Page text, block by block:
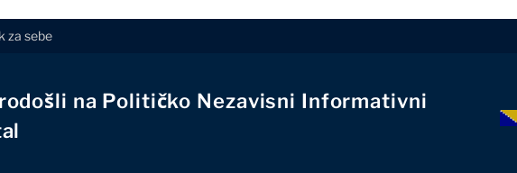
za sebe
na Političko Nezavisni Informativni